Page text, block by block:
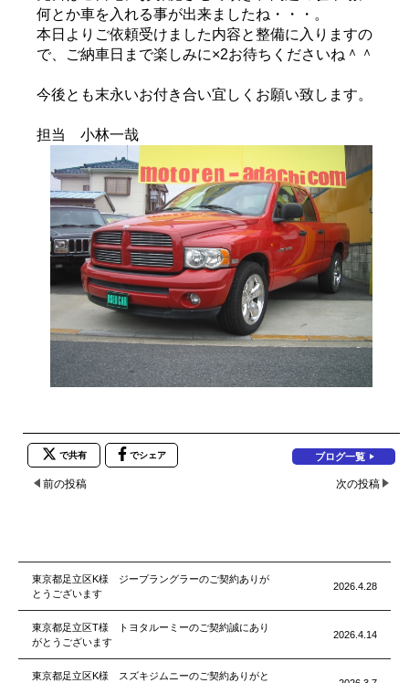
何とか車を入れる事が出来ましたね・・・。
本日よりご依頼受けました内容と整備に入りますの
で、ご納車日まで楽しみに×2お待ちくださいね＾＾
今後とも末永いお付き合い宜しくお願い致します。
担当 小林一哉
で共有 でシェア ブログ一覧
前の投稿 次の投稿
東京都足立区K様 ジープラングラーのご契約ありが
とうございます
2026.4.28
東京都足立区T様 トヨタルーミーのご契約誠にあり
がとうございます
2026.4.14
東京都足立区K様 スズキジムニーのご契約ありがと